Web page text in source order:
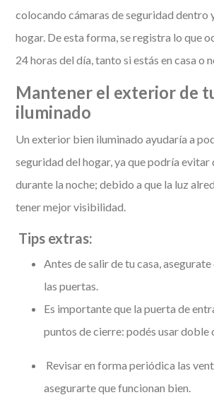
colocando cámaras de seguridad dentro
hogar. De esta forma, se registra lo que
24 horas del día, tanto si estás en casa o
Mantener el exterior de
iluminado
Un exterior bien iluminado ayudaría a
seguridad del hogar, ya que podría evitar
durante la noche; debido a que la luz
tener mejor visibilidad.
Tips extras:
Antes de salir de tu casa,
las puertas.
Es importante que la puerta de
puntos de cierre: podés usar doble
Revisar en forma periódica las
asegurarte que funcionan bien.